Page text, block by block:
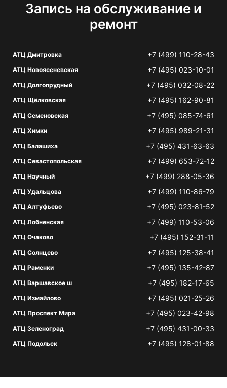
Запись на обслуживание и
ремонт
АТЦ Дмитровка +7 (499) 110-28-43
АТЦ Новоясеневская +7 (495) 023-10-01
АТЦ Долгопрудный +7 (495) 032-08-22
АТЦ Щёлковская +7 (495) 162-90-81
АТЦ Семеновская +7 (495) 085-74-61
АТЦ Химки +7 (495) 989-21-31
АТЦ Балашиха +7 (495) 431-63-63
АТЦ Севастопольская +7 (499) 653-72-12
АТЦ Научный +7 (499) 288-05-36
АТЦ Удальцова +7 (499) 110-86-79
АТЦ Алтуфьево +7 (495) 023-81-52
АТЦ Лобненская +7 (499) 110-53-06
АТЦ Очаково +7 (495) 152-31-11
АТЦ Солнцево +7 (495) 125-38-41
АТЦ Раменки +7 (495) 135-42-87
АТЦ Варшавское ш +7 (495) 182-17-65
АТЦ Измайлово +7 (495) 021-25-26
АТЦ Проспект Мира +7 (495) 023-42-98
АТЦ Зеленоград +7 (495) 431-00-33
АТЦ Подольск +7 (495) 128-01-88